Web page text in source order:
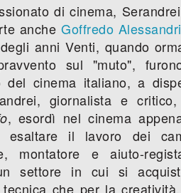
di cinema,
ancheGoffredo
anni Venti, quando
sul "muto",
del cinema italiano, a
giornalista e
, esordì nel cinema
esaltare il lavoro dei
montatore e aiuto-
settore in cui si
tecnica che per la